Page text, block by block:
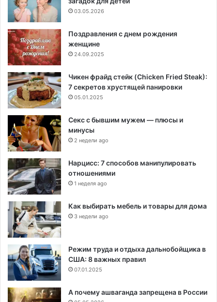
03.05.2026
Поздравления с днем рождения
женщине
24.09.2025
Чикен фрайд стейк (Chicken Fried Steak):
7 секретов хрустящей панировки
05.01.2025
Секс с бывшим мужем — плюсы и
минусы
2 недели ago
Нарцисс: 7 способов манипулировать
отношениями
1 неделя ago
Как выбирать мебель и товары для дома
3 недели ago
Режим труда и отдыха дальнобойщика в
США: 8 важных правил
07.01.2025
А почему ашваганда запрещена в России